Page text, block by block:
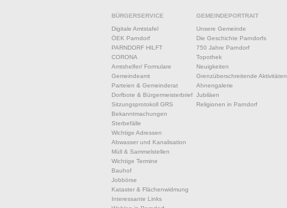
BÜRGERSERVICE
Digitale Amtstafel
ÖEK Parndorf
PARNDORF HILFT
CORONA
Amtshelfer/ Formulare
Gemeindeamt
Parteien & Gemeinderat
Dorfbote & Bürgermeisterbrief
Sitzungsprotokoll GRS
Bekanntmachungen
Sterbefälle
Wichtige Adressen
Abwasser und Kanalisation
Müll & Sammelstellen
Wichtige Termine
Bauhof
Jobbörse
Kataster & Flächenwidmung
Interessante Links
GEMEINDEPORTRAIT
Unsere Gemeinde
Die Geschichte Parndorfs
750 Jahre Parndorf
Topothek
Neuigkeiten
Grenzüberschreitende Aktivitäten
Ahnengalerie
Jubiläen
Religionen in Parndorf